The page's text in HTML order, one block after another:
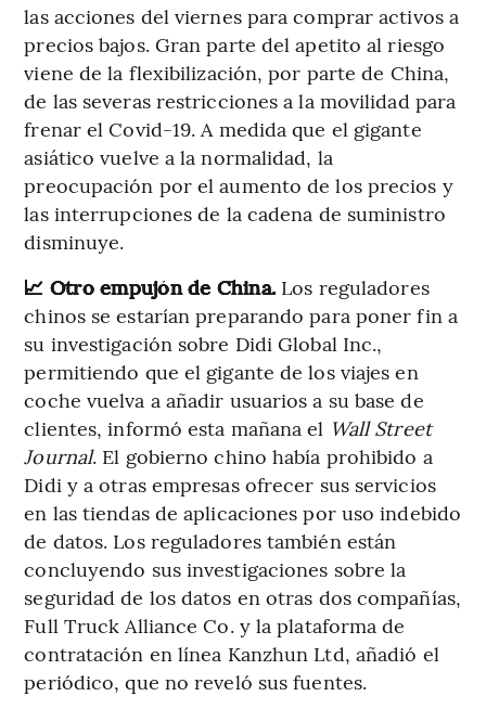
las acciones del viernes para comprar activos a
precios bajos. Gran parte del apetito al riesgo
viene de la flexibilización, por parte de China,
de las severas restricciones a la movilidad para
frenar el Covid-19. A medida que el gigante
asiático vuelve a la normalidad, la
preocupación por el aumento de los precios y
las interrupciones de la cadena de suministro
disminuye.
📈 Otro empujón de China. Los reguladores
chinos se estarían preparando para poner fin a
su investigación sobre Didi Global Inc.,
permitiendo que el gigante de los viajes en
coche vuelva a añadir usuarios a su base de
clientes, informó esta mañana el Wall Street
Journal. El gobierno chino había prohibido a
Didi y a otras empresas ofrecer sus servicios
en las tiendas de aplicaciones por uso indebido
de datos. Los reguladores también están
concluyendo sus investigaciones sobre la
seguridad de los datos en otras dos compañías,
Full Truck Alliance Co. y la plataforma de
contratación en línea Kanzhun Ltd, añadió el
periódico, que no reveló sus fuentes.